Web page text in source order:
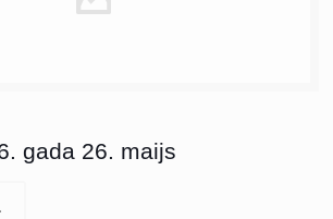
gada 26. maijs